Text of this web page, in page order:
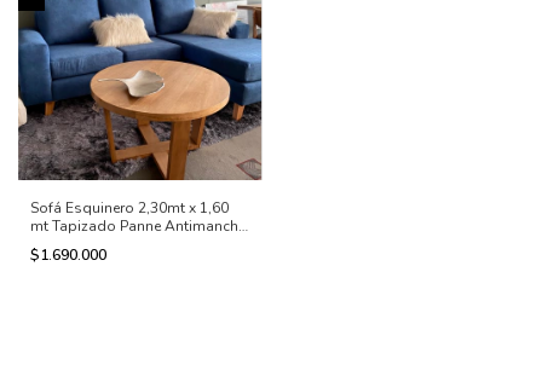
Sofá Esquinero 2,30mt x 1,60
mt Tapizado Panne Antimancha
Azul Reversible
$1.690.000